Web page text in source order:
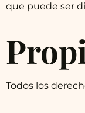
que puede ser
Todos los